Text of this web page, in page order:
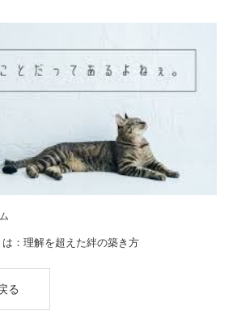
：理解を超えた絆の築き方
る